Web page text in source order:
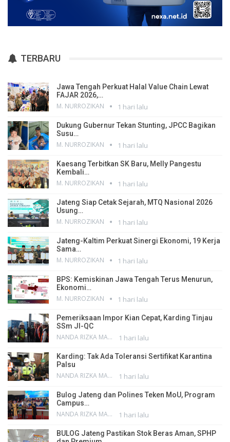
TERBARU
Jawa Tengah Perkuat Halal Value Chain Lewat
FAJAR 2026,…
M. NURROZIKAN 1 hari lalu
Dukung Gubernur Tekan Stunting, JPCC Bagikan
Susu…
M. NURROZIKAN 1 hari lalu
Kaesang Terbitkan SK Baru, Melly Pangestu
Kembali…
M. NURROZIKAN 1 hari lalu
Jateng Siap Cetak Sejarah, MTQ Nasional 2026
Usung…
M. NURROZIKAN 1 hari lalu
Jateng-Kaltim Perkuat Sinergi Ekonomi, 19 Kerja
Sama…
M. NURROZIKAN 1 hari lalu
BPS: Kemiskinan Jawa Tengah Terus Menurun,
Ekonomi…
M. NURROZIKAN 1 hari lalu
Pemeriksaan Impor Kian Cepat, Karding Tinjau
SSm JI-QC
NANDA RIZKA MAHENDRA 1 hari lalu
Karding: Tak Ada Toleransi Sertifikat Karantina
Palsu
NANDA RIZKA MAHENDRA 1 hari lalu
Bulog Jateng dan Polines Teken MoU, Program
Campus…
NANDA RIZKA MAHENDRA 1 hari lalu
BULOG Jateng Pastikan Stok Beras Aman, SPHP